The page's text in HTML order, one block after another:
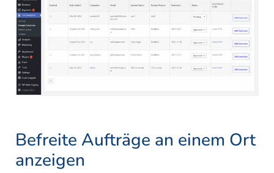
Befreite Aufträge an einem Ort
anzeigen